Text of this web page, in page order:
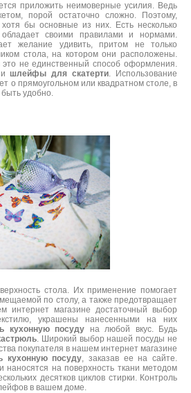
приложить неимоверные усилия. Ведь
порой остаточно сложно. Поэтому,
бы основные из них. Есть несколько
своими правилами и нормами.
желание удивить, притом не только
стола, на котором они расположены.
не единственный способ оформления.
шлейфы для скатерти. Использование
о прямоугольном или квадратном столе, в
быть удобно.
стола. Их применение помогает
по столу, а также предотвращает
интернет магазине достаточный выбор
украшены нанесенными на них
кухонную посуду на любой вкус. Будь
. Широкий выбор нашей посуды не
покупателя в нашем интернет магазине
кухонную посуду, заказав ее на сайте.
на поверхность ткани методом
десятков циклов стирки. Контроль
в вашем доме.